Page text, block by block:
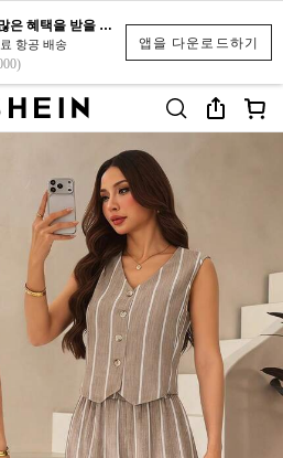
앱을 다운로드하기
SHEIN앱에서 더 많은 혜택을 받을 수 있어요.
항공 배송